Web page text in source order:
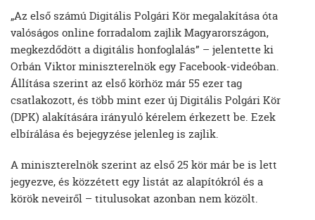
„Az első számú Digitális Polgári Kör megalakítása óta
valóságos online forradalom zajlik Magyarországon,
megkezdődött a digitális honfoglalás” – jelentette ki
Orbán Viktor miniszterelnök egy Facebook-videóban.
Állítása szerint az első körhöz már 55 ezer tag
csatlakozott, és több mint ezer új Digitális Polgári Kör
(DPK) alakítására irányuló kérelem érkezett be. Ezek
elbírálása és bejegyzése jelenleg is zajlik.
A miniszterelnök szerint az első 25 kör már be is lett
jegyezve, és közzétett egy listát az alapítókról és a
körök neveiről – titulusokat azonban nem közölt.